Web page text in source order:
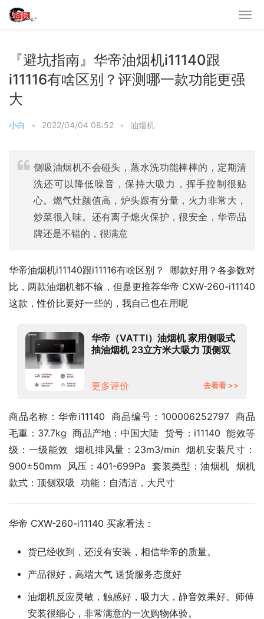
『避坑指南』华帝油烟机i11140跟
i11116有啥区别？评测哪一款功能更强
大
小白 • 2022/04/04 08:52 • 油烟机
侧吸油烟机不会碰头，蒸水洗功能棒棒的，定期清
洗还可以降低噪音，保持大吸力，挥手控制很贴
心。燃气灶颜值高，炉头跟有分量，火力非常大，
炒菜很入味。还有离子熄火保护，很安全，华帝品
牌还是不错的，很满意
华帝油烟机i11140跟i11116有啥区别？  哪款好用？各参数对
比，两款油烟机都不输，但是更推荐华帝 CXW-260-i11140
这款，性价比要好一些的，我自己也在用呢
华帝（VATTI）油烟机 家用侧吸式
抽油烟机 23立方米大吸力 顶侧双
更多评价
去看看 >>
商品名称：华帝i11140  商品编号：100006252797  商品
毛重：37.7kg  商品产地：中国大陆  货号：i11140  能效等
级：一级能效  烟机排风量：23m3/min  烟机安装尺寸：
900±50mm  风压：401-699Pa  套装类型：油烟机  烟机
款式：顶侧双吸  功能：自清洁，大尺寸
华帝 CXW-260-i11140 买家看法：
货已经收到，还没有安装，相信华帝的质量。
产品很好，高端大气 送货服务态度好
油烟机反应灵敏，触感好，吸力大，静音效果好。师傅
安装很细心，非常满意的一次购物体验。